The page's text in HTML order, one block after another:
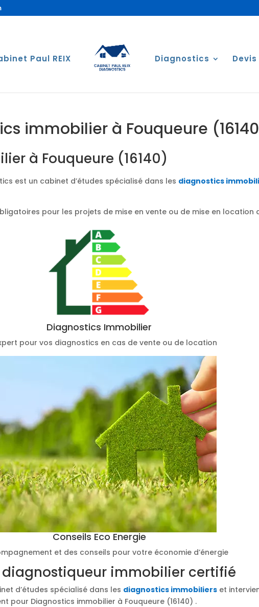
Paul REIX Diagnostics
immobilier à Fouqueure
à Fouqueure (16140)
est un cabinet d’études spécialisé dans les diagnostics
pour les projets de mise en vente ou de mise en location
Diagnostics Immobilier
pour vos diagnostics en cas de vente ou de location
Conseils Eco Energie
et des conseils pour votre économie d’énergie
diagnostiqueur immobilier certifié
d’études spécialisé dans les diagnostics immobiliers et
pour Diagnostics immobilier à Fouqueure (16140) .